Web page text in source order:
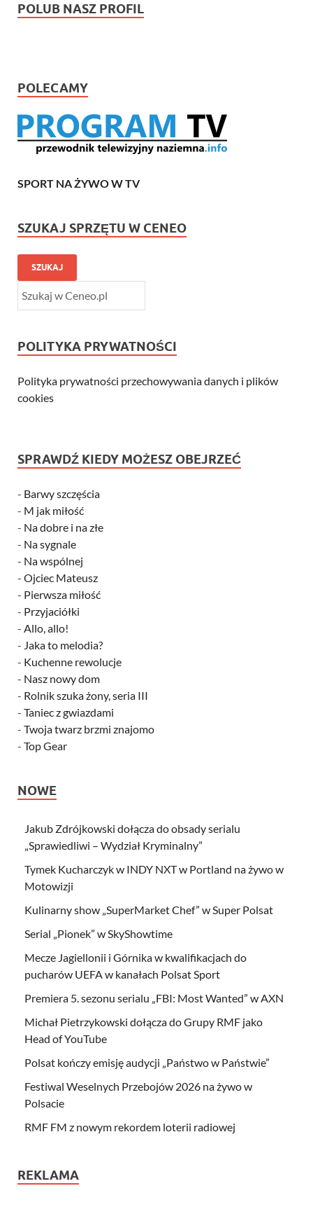
POLUB NASZ PROFIL
POLECAMY
SPORT NA ŻYWO W TV
SZUKAJ SPRZĘTU W CENEO
SZUKAJ
POLITYKA PRYWATNOŚCI
Polityka prywatności przechowywania danych i plików
cookies
SPRAWDŹ KIEDY MOŻESZ OBEJRZEĆ
- Barwy szczęścia
- M jak miłość
- Na dobre i na złe
- Na sygnale
- Na wspólnej
- Ojciec Mateusz
- Pierwsza miłość
- Przyjaciółki
- Allo, allo!
- Jaka to melodia?
- Kuchenne rewolucje
- Nasz nowy dom
- Rolnik szuka żony, seria III
- Taniec z gwiazdami
- Twoja twarz brzmi znajomo
- Top Gear
NOWE
Jakub Zdrójkowski dołącza do obsady serialu
„Sprawiedliwi – Wydział Kryminalny”
Tymek Kucharczyk w INDY NXT w Portland na żywo w
Motowizji
Kulinarny show „SuperMarket Chef” w Super Polsat
Serial „Pionek” w SkyShowtime
Mecze Jagiellonii i Górnika w kwalifikacjach do
pucharów UEFA w kanałach Polsat Sport
Premiera 5. sezonu serialu „FBI: Most Wanted” w AXN
Michał Pietrzykowski dołącza do Grupy RMF jako
Head of YouTube
Polsat kończy emisję audycji „Państwo w Państwie”
Festiwal Weselnych Przebojów 2026 na żywo w
Polsacie
RMF FM z nowym rekordem loterii radiowej
REKLAMA